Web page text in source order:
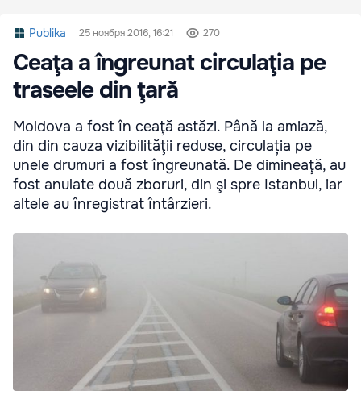
Publika 25 ноября 2016, 16:21 270
Ceaţa a îngreunat circulaţia pe
traseele din ţară
Moldova a fost în ceaţă astăzi. Până la amiază,
din din cauza vizibilităţii reduse, circulația pe
unele drumuri a fost îngreunată. De dimineaţă, au
fost anulate două zboruri, din şi spre Istanbul, iar
altele au înregistrat întârzieri.